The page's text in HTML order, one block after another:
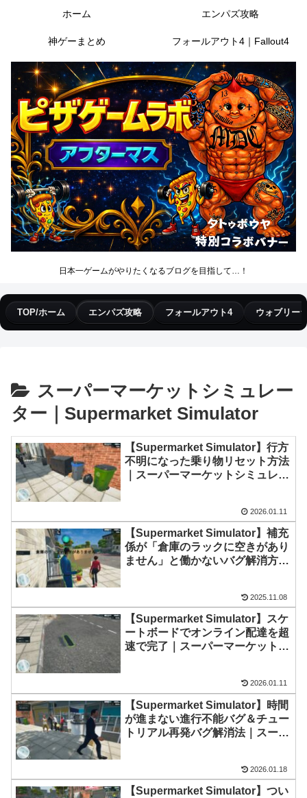
日本一ゲームがやりたくなるブログを目指して…！
ホーム エンパズ攻略
神ゲーまとめ フォールアウト4｜Fallout4
TOP/ホーム エンパズ攻略 フォールアウト4 ウォブリー
スーパーマーケットシミュレー
ター｜Supermarket Simulator
【Supermarket Simulator】行方
不明になった乗り物リセット方法
｜スーパーマーケットシミュレー
2026.01.11
【Supermarket Simulator】補充
係が「倉庫のラックに空きがあり
ません」と働かないバグ解消方法
2025.11.08
【Supermarket Simulator】スケ
ートボードでオンライン配達を超
速で完了｜スーパーマーケットシ
2026.01.11
【Supermarket Simulator】時間
が進まない進行不能バグ＆チュー
トリアル再発バグ解消法｜スーパ
2026.01.18
【Supermarket Simulator】つい